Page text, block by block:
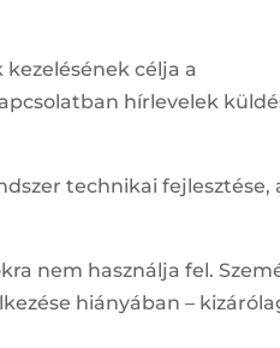
célja a
hírlevelek
technikai fejlesztése,
nem használja fel.
hiányában –